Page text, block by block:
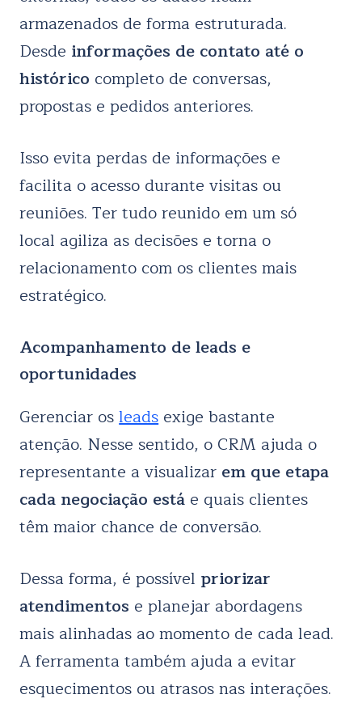
armazenados de forma estruturada.
Desde informações de contato até o
histórico completo de conversas,
propostas e pedidos anteriores.
Isso evita perdas de informações e
facilita o acesso durante visitas ou
reuniões. Ter tudo reunido em um só
local agiliza as decisões e torna o
relacionamento com os clientes mais
estratégico.
Acompanhamento de leads e
oportunidades
Gerenciar osleadsexige bastante
atenção. Nesse sentido, o CRM ajuda o
representante a visualizar em que etapa
cada negociação está e quais clientes
têm maior chance de conversão.
Dessa forma, é possível priorizar
atendimentos e planejar abordagens
mais alinhadas ao momento de cada lead.
A ferramenta também ajuda a evitar
esquecimentos ou atrasos nas interações.